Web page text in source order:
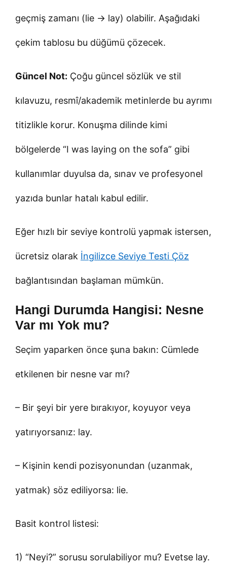
geçmiş zamanı (lie → lay) olabilir. Aşağıdaki
çekim tablosu bu düğümü çözecek.
Güncel Not: Çoğu güncel sözlük ve stil
kılavuzu, resmî/akademik metinlerde bu ayrımı
titizlikle korur. Konuşma dilinde kimi
bölgelerde “I was laying on the sofa” gibi
kullanımlar duyulsa da, sınav ve profesyonel
yazıda bunlar hatalı kabul edilir.
Eğer hızlı bir seviye kontrolü yapmak istersen,
ücretsiz olarak İngilizce Seviye Testi Çöz
bağlantısından başlaman mümkün.
Hangi Durumda Hangisi: Nesne
Var mı Yok mu?
Seçim yaparken önce şuna bakın: Cümlede
etkilenen bir nesne var mı?
– Bir şeyi bir yere bırakıyor, koyuyor veya
yatırıyorsanız: lay.
– Kişinin kendi pozisyonundan (uzanmak,
yatmak) söz ediliyorsa: lie.
Basit kontrol listesi:
1) “Neyi?” sorusu sorulabiliyor mu? Evetse lay.